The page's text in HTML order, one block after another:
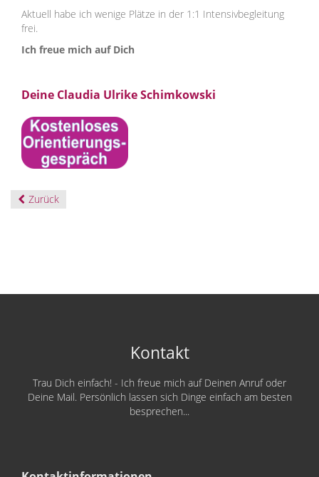
Aktuell habe ich wenige Plätze in der 1:1 Intensivbegleitung
frei.
Ich freue mich auf Dich
Deine Claudia Ulrike Schimkowski
Zurück
Kontakt
Trau Dich einfach! - Ich freue mich auf Deinen Anruf oder
Deine Mail. Persönlich lassen sich Dinge einfach am besten
besprechen...